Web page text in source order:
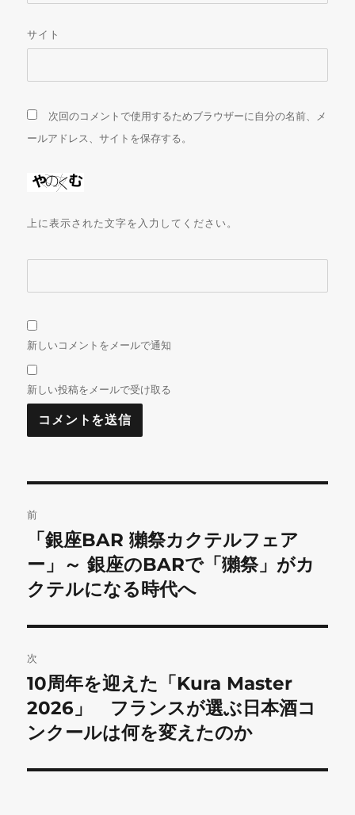
サイト
次回のコメントで使用するためブラウザーに自分の名前、メ
ールアドレス、サイトを保存する。
上に表示された文字を入力してください。
新しいコメントをメールで通知
新しい投稿をメールで受け取る
稿
ナ
ビ
ゲ
ー
シ
ョ
ン
前
前
の
投
「銀座BAR 獺祭カクテルフェア
ー」～ 銀座のBARで「獺祭」がカ
クテルになる時代へ
次
次
の
投
10周年を迎えた「Kura Master
2026」 フランスが選ぶ日本酒コ
ンクールは何を変えたのか